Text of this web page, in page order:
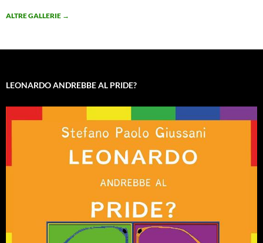
ALTRE GALLERIE →
LEONARDO ANDREBBE AL PRIDE?